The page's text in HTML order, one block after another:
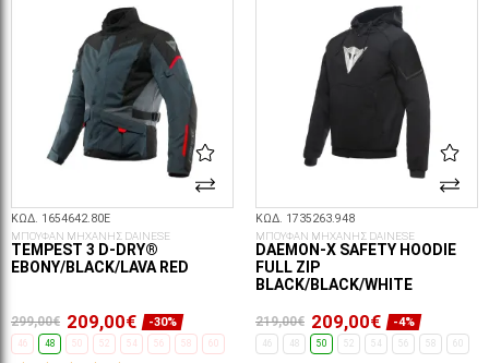
ΚΩΔ. 1654642.80E
ΜΠΟΥΦΑΝ ΜΗΧΑΝΗΣ DAINESE
TEMPEST 3 D-DRY®
EBONY/BLACK/LAVA RED
299,00€ 209,00€ -30%
46 48 50 52 54 56 58 60
ΚΩΔ. 1735263.948
ΜΠΟΥΦΑΝ ΜΗΧΑΝΗΣ DAINESE
DAEMON-X SAFETY HOODIE
FULL ZIP
BLACK/BLACK/WHITE
219,00€ 209,00€ -4%
46 48 50 52 54 56 58 60